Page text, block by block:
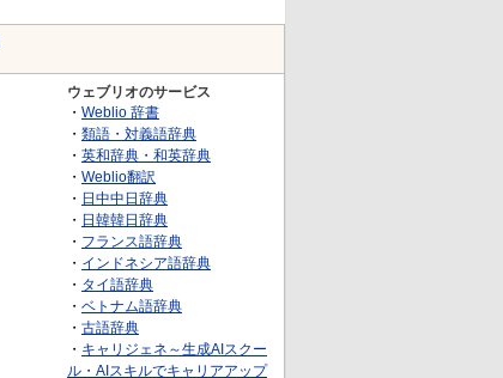
ウェブリオのサービス
・ Weblio 辞書
・ 類語・対義語辞典
・ 英和辞典・和英辞典
・ Weblio翻訳
・ 日中中日辞典
・ 日韓韓日辞典
・ フランス語辞典
・ インドネシア語辞典
・ タイ語辞典
・ ベトナム語辞典
・ 古語辞典
・ キャリジェネ～生成AIスクー
ル・AIスキルでキャリアアップ